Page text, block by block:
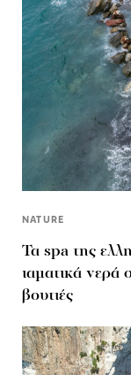
NATURE
Τα spa της
ιαματικά νερά
βουτιές